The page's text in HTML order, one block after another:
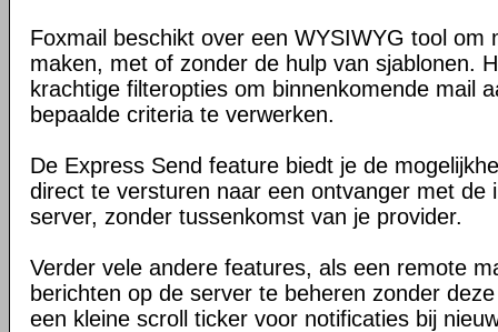
Foxmail beschikt over een WYSIWYG tool om
maken, met of zonder de hulp van sjablonen.
krachtige filteropties om binnenkomende mail
bepaalde criteria te verwerken.
De Express Send feature biedt je de
direct te versturen naar een ontvanger met de
server, zonder tussenkomst van je provider.
Verder vele andere features, als een remote
berichten op de server te beheren zonder
een kleine scroll ticker voor notificaties bij